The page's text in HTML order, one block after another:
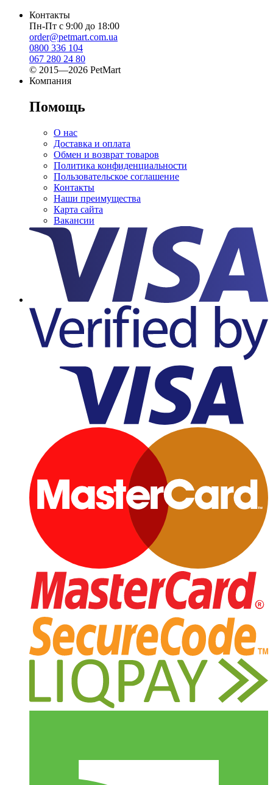
Контакты
Пн-Пт с 9:00 до 18:00
order@petmart.com.ua
0800 336 104
067 280 24 80
© 2015—2026 PetMart
Компания
Помощь
О нас
Доставка и оплата
Обмен и возврат товаров
Политика конфиденциальности
Пользовательское соглашение
Контакты
Наши преимущества
Карта сайта
Вакансии